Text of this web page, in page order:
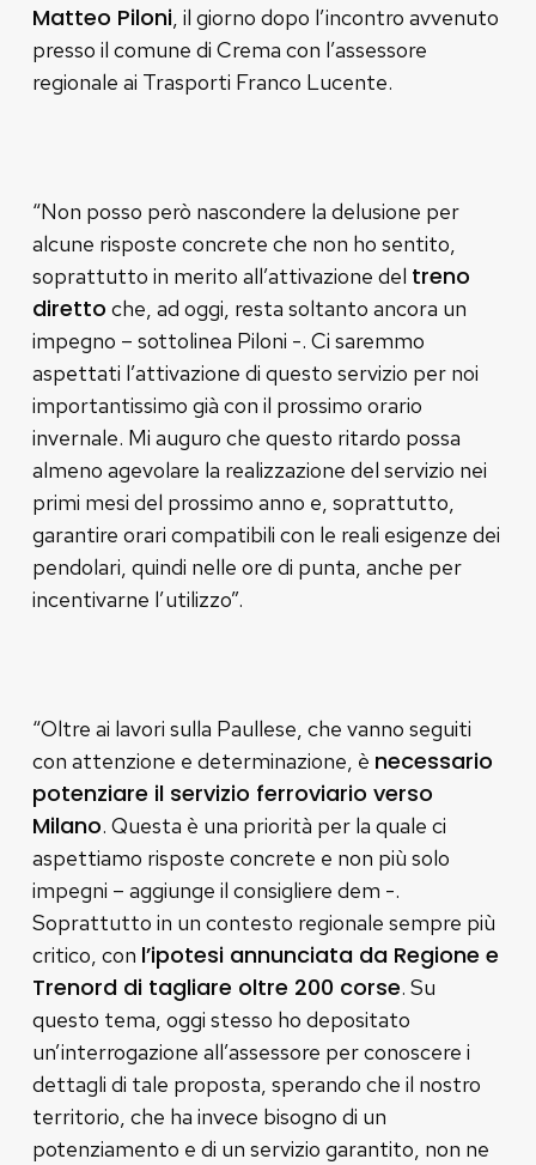
Matteo Piloni, il giorno dopo l’incontro avvenuto
presso il comune di Crema con l’assessore
regionale ai Trasporti Franco Lucente.
“Non posso però nascondere la delusione per
alcune risposte concrete che non ho sentito,
soprattutto in merito all’attivazione del treno
diretto che, ad oggi, resta soltanto ancora un
impegno – sottolinea Piloni -. Ci saremmo
aspettati l’attivazione di questo servizio per noi
importantissimo già con il prossimo orario
invernale. Mi auguro che questo ritardo possa
almeno agevolare la realizzazione del servizio nei
primi mesi del prossimo anno e, soprattutto,
garantire orari compatibili con le reali esigenze dei
pendolari, quindi nelle ore di punta, anche per
incentivarne l’utilizzo”.
“Oltre ai lavori sulla Paullese, che vanno seguiti
con attenzione e determinazione, è necessario
potenziare il servizio ferroviario verso
Milano. Questa è una priorità per la quale ci
aspettiamo risposte concrete e non più solo
impegni – aggiunge il consigliere dem -.
Soprattutto in un contesto regionale sempre più
critico, con l’ipotesi annunciata da Regione e
Trenord di tagliare oltre 200 corse. Su
questo tema, oggi stesso ho depositato
un’interrogazione all’assessore per conoscere i
dettagli di tale proposta, sperando che il nostro
territorio, che ha invece bisogno di un
potenziamento e di un servizio garantito, non ne